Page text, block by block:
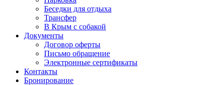
Беседки для отдыха
Трансфер
В Крым с собакой
Документы
Договор оферты
Письмо обращение
Электронные сертификаты
Контакты
Бронирование